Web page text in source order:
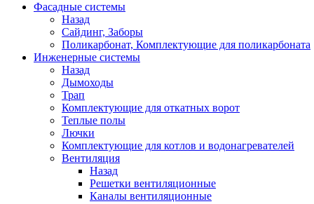
Фасадные системы
Назад
Сайдинг, Заборы
Поликарбонат, Комплектующие для поликарбоната
Инженерные системы
Назад
Дымоходы
Трап
Комплектующие для откатных ворот
Теплые полы
Лючки
Комплектующие для котлов и водонагревателей
Вентиляция
Назад
Решетки вентиляционные
Каналы вентиляционные